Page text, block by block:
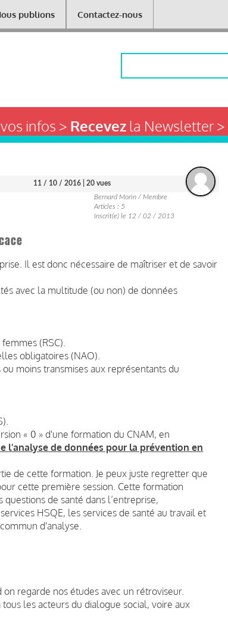
publions Contactez-nous
infos > Recevezla Newsletter >
11 / 10 / 2016 | 20 vues
Bernard Morin / Membre
Articles : 5
Inscrit(e) le 12 / 02 / 2013
Il est donc nécessaire de maîtriser et de savoir
avec la multitude (ou non) de données
(RSC).
obligatoires (NAO).
moins transmises aux représentants du
« 0 » d'une formation du CNAM, en
l'analyse de données pour la prévention en
de cette formation. Je peux juste regretter que
cette première session. Cette formation
de santé dans l’entreprise,
HSQE, les services de santé au travail et
d'analyse.
regarde nos études avec un rétroviseur.
les acteurs du dialogue social, voire aux